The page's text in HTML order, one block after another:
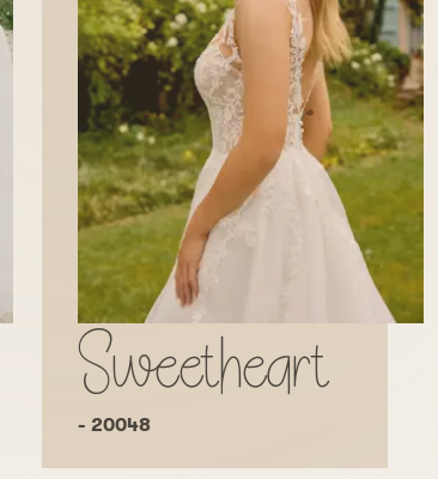
Sweetheart
- 20048